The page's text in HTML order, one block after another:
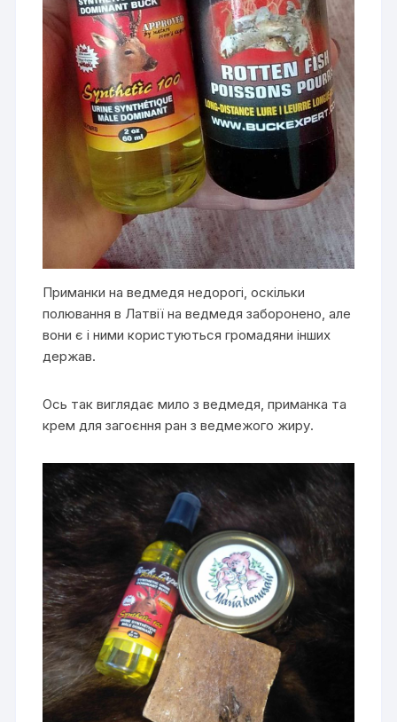
Приманки на ведмедя недорогі, оскільки
полювання в Латвії на ведмедя заборонено, але
вони є і ними користуються громадяни інших
держав.
Ось так виглядає мило з ведмедя, приманка та
крем для загоєння ран з ведмежого жиру.